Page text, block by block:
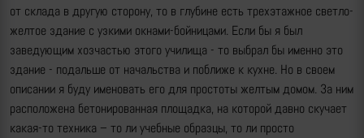
от склада в другую сторону, то в глубине есть трехэтажное светло-
желтое здание с узкими окнами-бойницами. Если бы я был
заведующим хозчастью этого училища - то выбрал бы именно это
здание - подальше от начальства и поближе к кухне. Но в своем
описании я буду именовать его для простоты желтым домом. За ним
расположена бетонированная площадка, на которой давно скучает
какая-то техника – то ли учебные образцы, то ли просто